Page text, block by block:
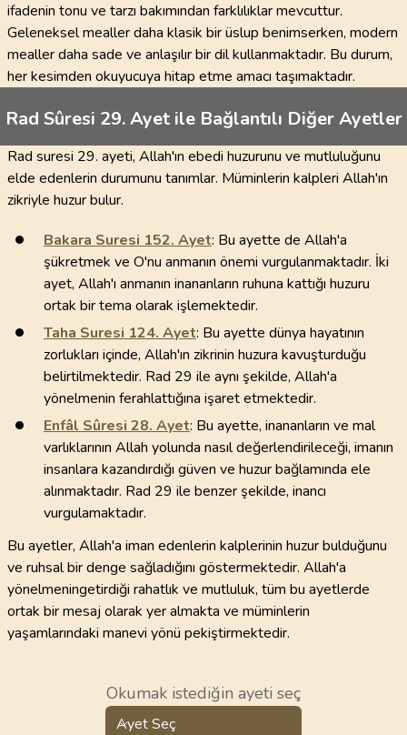
ifadenin tonu ve tarzı bakımından farklılıklar mevcuttur.
Geleneksel mealler daha klasik bir üslup benimserken, modern
mealler daha sade ve anlaşılır bir dil kullanmaktadır. Bu durum,
her kesimden okuyucuya hitap etme amacı taşımaktadır.
Rad Sûresi 29. Ayet ile Bağlantılı Diğer Ayetler
Rad suresi 29. ayeti, Allah'ın ebedi huzurunu ve mutluluğunu
elde edenlerin durumunu tanımlar. Müminlerin kalpleri Allah'ın
zikriyle huzur bulur.
Bakara Suresi 152. Ayet: Bu ayette de Allah'a
şükretmek ve O'nu anmanın önemi vurgulanmaktadır. İki
ayet, Allah'ı anmanın inananların ruhuna kattığı huzuru
ortak bir tema olarak işlemektedir.
Taha Suresi 124. Ayet: Bu ayette dünya hayatının
zorlukları içinde, Allah'ın zikrinin huzura kavuşturduğu
belirtilmektedir. Rad 29 ile aynı şekilde, Allah'a
yönelmenin ferahlattığına işaret etmektedir.
Enfâl Sûresi 28. Ayet: Bu ayette, inananların ve mal
varlıklarının Allah yolunda nasıl değerlendirileceği, imanın
insanlara kazandırdığı güven ve huzur bağlamında ele
alınmaktadır. Rad 29 ile benzer şekilde, inancı
vurgulamaktadır.
Bu ayetler, Allah'a iman edenlerin kalplerinin huzur bulduğunu
ve ruhsal bir denge sağladığını göstermektedir. Allah'a
yönelmeningetirdiği rahatlık ve mutluluk, tüm bu ayetlerde
ortak bir mesaj olarak yer almakta ve müminlerin
yaşamlarındaki manevi yönü pekiştirmektedir.
Okumak istediğin ayeti seç
Ayet Seç